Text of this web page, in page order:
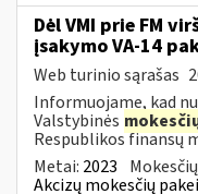
Dėl VMI prie FM
įsakymo VA-14
Web turinio sąrašas
Informuojame, kad
Valstybinės
Respublikos finansų
Metai: 2023
Akcizų mokesčių